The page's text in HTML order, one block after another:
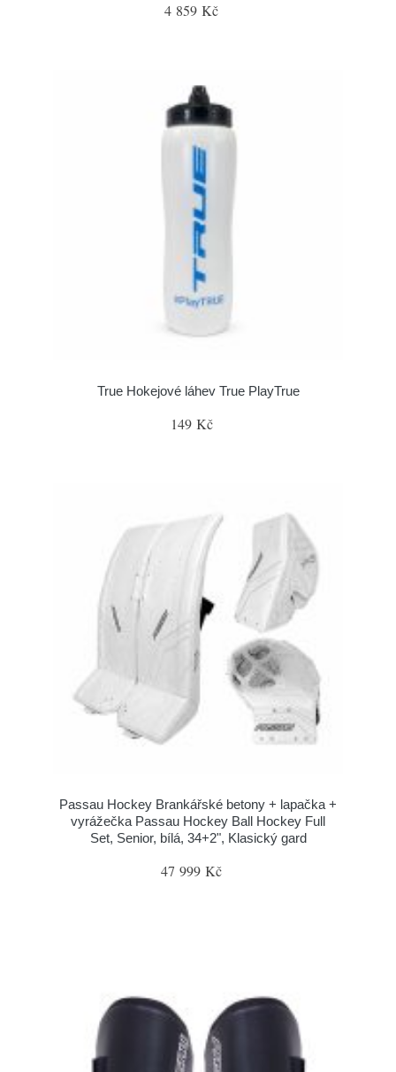
4 859 Kč
True Hokejové láhev True PlayTrue
149 Kč
Passau Hockey Brankářské betony + lapačka +
vyrážečka Passau Hockey Ball Hockey Full
Set, Senior, bílá, 34+2", Klasický gard
47 999 Kč